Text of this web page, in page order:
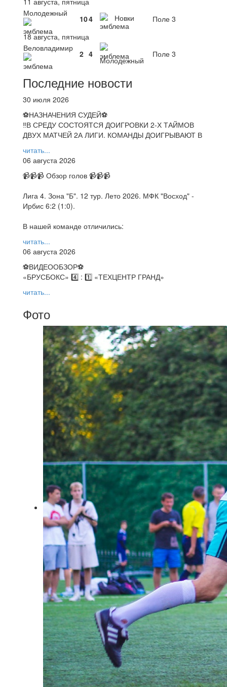
Молодежный
104 Новки
Поле 3
18 августа, пятница
Веловладимир
2 4
Молодежный
Поле 3
Последние новости
30 июля 2026
⚽НАЗНАЧЕНИЯ СУДЕЙ⚽
‼В СРЕДУ СОСТОЯТСЯ ДОИГРОВКИ 2-Х ТАЙМОВ
ДВУХ МАТЧЕЙ 2А ЛИГИ. КОМАНДЫ ДОИГРЫВАЮТ В
читать...
06 августа 2026
📹📹📹 Обзор голов 📹📹📹
Лига 4. Зона "Б". 12 тур. Лето 2026. МФК "Восход" -
Ирбис 6:2 (1:0).
В нашей команде отличились:
читать...
06 августа 2026
⚽️ВИДЕООБЗОР⚽️
«БРУСБОКС» 4️⃣ : 1️⃣ «ТЕХЦЕНТР ГРАНД»
читать...
Фото